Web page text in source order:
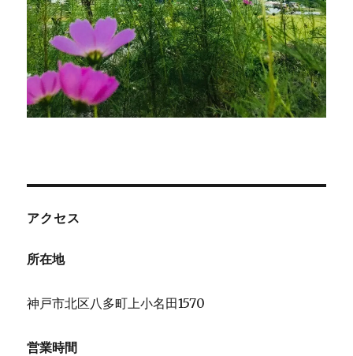
アクセス
所在地
神戸市北区八多町上小名田1570
営業時間